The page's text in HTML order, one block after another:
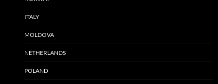
ITALY
MOLDOVA
NETHERLANDS
POLAND